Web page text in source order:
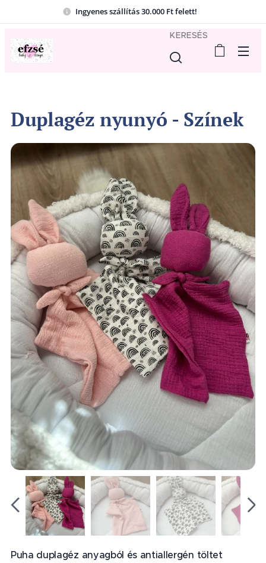
Ingyenes szállítás 30.000 Ft felett!
KERESÉS
Duplagéz nyunyó - Színek
Puha duplagéz anyagból és antiallergén töltet